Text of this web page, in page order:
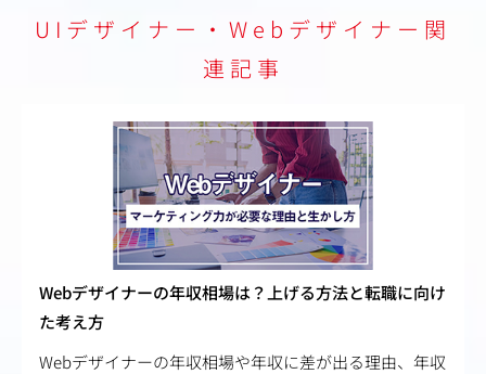
UIデザイナー・Webデザイナー関
連記事
Webデザイナーの年収相場は？上げる方法と転職に向け
た考え方
Webデザイナーの年収相場や年収に差が出る理由、年収